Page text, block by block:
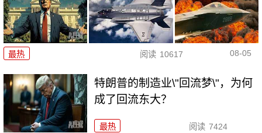
最热 阅读 10617 08-05
特朗普的制造业\"回流梦\"，为何
成了回流东大？
最热 阅读 7424